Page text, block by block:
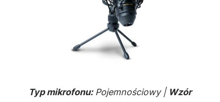
Typ mikrofonu:Pojemnościowy | Wzór